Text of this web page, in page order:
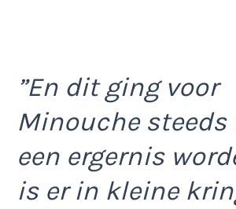
”En dit ging voor
Minouche steeds
een ergernis
is er in kleine